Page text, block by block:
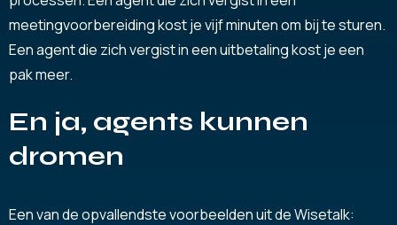
meetingvoorbereiding kost je vijf minuten om bij te sturen.
Een agent die zich vergist in een uitbetaling kost je een
pak meer.
En ja, agents kunnen
dromen
Een van de opvallendste voorbeelden uit de Wisetalk: